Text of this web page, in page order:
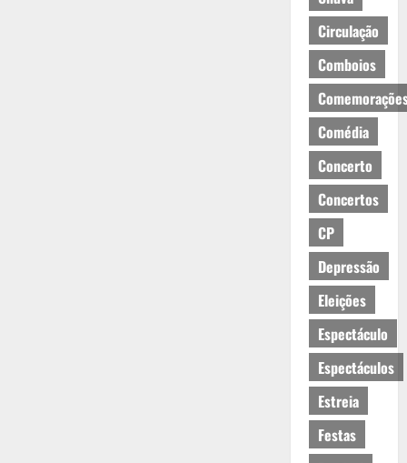
Circulação
Comboios
Comédia
Concerto
Concertos
CP
Depressão
Eleições
Espectáculo
Espectáculos
Estreia
Festas